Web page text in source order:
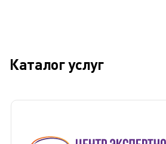
Каталог услуг